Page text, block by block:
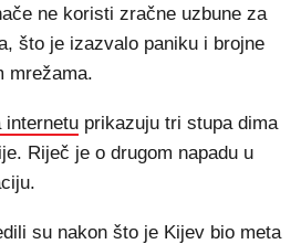
ne koristi zračne uzbune za
što je izazvalo paniku i brojne
mrežama.
internetu prikazuju tri stupa dima
Riječ je o drugom napadu u
su nakon što je Kijev bio meta